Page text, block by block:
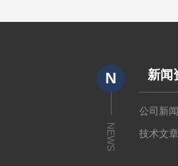
N
NEWS
新闻
公司新
技术文